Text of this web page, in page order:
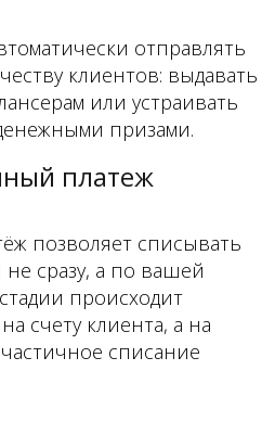
отправлять
клиентов: выдавать
или устраивать
призами.
платеж
позволяет списывать
не сразу, а по вашей
происходит
счету клиента, а на
списание